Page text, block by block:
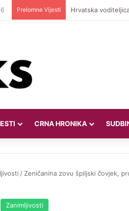
Prelomne Vijesti Hrvatska
CRNA HRONIKA
/ Zeničanina zovu špiljski čovjek,
Zanimljivosti